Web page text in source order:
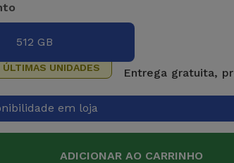
512 GB
ÚLTIMAS UNIDADES Entrega gratuita,
em loja
ADICIONAR AO CARRINHO